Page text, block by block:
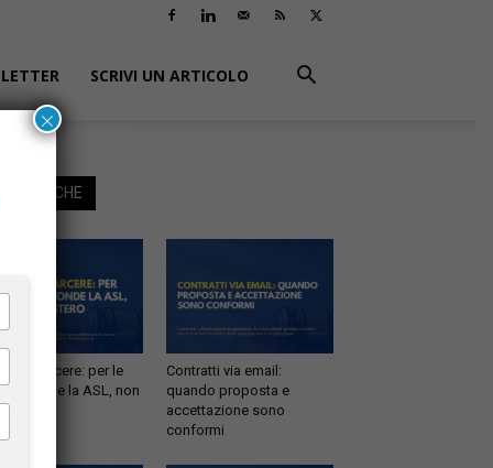
SCRIVI UN ARTICOLO
ANCHE
in carcere: per le
risponde la ASL, non
Contratti via email:
quando proposta e
accettazione sono
conformi
×